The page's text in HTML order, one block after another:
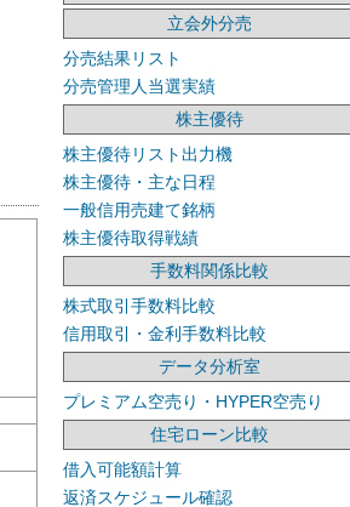
立会外分売
分売結果リスト
分売管理人当選実績
株主優待
株主優待リスト出力機
株主優待・主な日程
一般信用売建て銘柄
株主優待取得戦績
手数料関係比較
株式取引手数料比較
信用取引・金利手数料比較
データ分析室
プレミアム空売り・HYPER空売り
住宅ローン比較
借入可能額計算
返済スケジュール確認